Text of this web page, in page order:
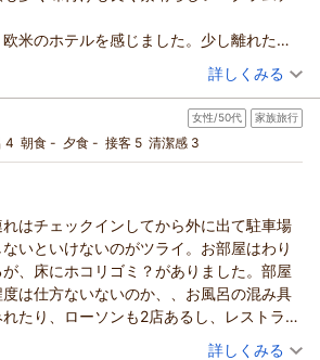
満足いただけて大変嬉しく思います。
案内が分かりづらかったとのご指摘、申
り分かりやすいご説明が出来るよう、改
。
フ一同心よりお待ちしております。ご投
した。
米のホテルを感じました。少し離れたエ
らいただきましたが、ハワイアン音楽が
（投稿日：2026/07/24）
泊 (一人旅)
代)
・ベランダ）房総の豊かな食材を使用した朝食ビ
み
京ベイ幕張〉からの返信
リゾート〈東京ベイ幕張〉にご宿泊いた
とうございます。
、ご朝食を快適にご利用いただけたとの
います。
お楽しみいただけた様で何よりです。
詳しくみる
女性/50代 家族旅行
4 朝食 - 夕食 - 接客 5 清潔感 3
はチェックインしてから外に出て駐車場
いといけないのがツライ。お部屋はわり
、床にホコリゴミ？がありました。部屋
は仕方ないないのか、、お風呂の混み具
たり、ローソンも2店あるし、レストラン
（投稿日：2026/07/24）
詳しくみる